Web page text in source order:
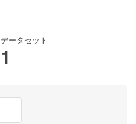
データセット
1